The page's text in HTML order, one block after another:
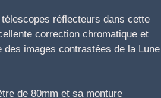
réflecteurs dans cette
correction chromatique et
des images contrastées de la Lune
de 80mm et sa monture